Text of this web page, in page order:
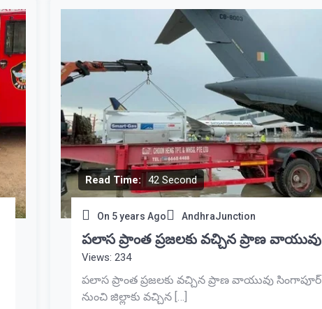
Read Time: 42 Second
On 5 years Ago AndhraJunction
పలాస ప్రాంత ప్రజలకు వచ్చిన ప్రాణ వాయువు
Views: 234
పలాస ప్రాంత ప్రజలకు వచ్చిన ప్రాణ వాయువు సింగాపూర్
నుంచి జిల్లాకు వచ్చిన […]